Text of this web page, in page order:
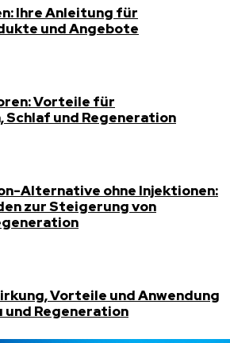
Ihre Anleitung für
und Angebote
Vorteile für
Schlaf und Regeneration
Alternative ohne Injektionen:
zur Steigerung von
Vorteile und Anwendung
Regeneration